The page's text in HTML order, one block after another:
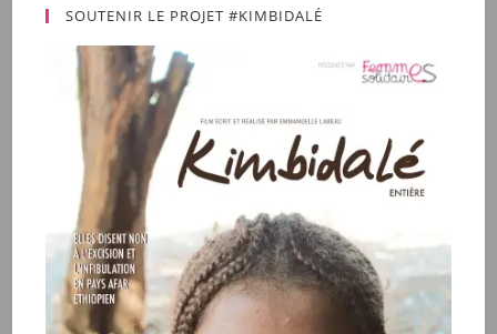
SOUTENIR LE PROJET #KIMBIDALÉ